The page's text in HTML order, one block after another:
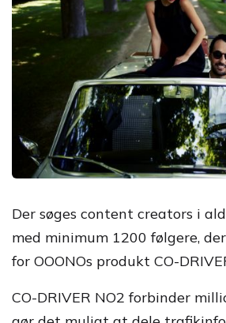
Der søges content creators i
med minimum 1200 følgere,
for OOONOs produkt CO-
CO-DRIVER NO2 forbinder